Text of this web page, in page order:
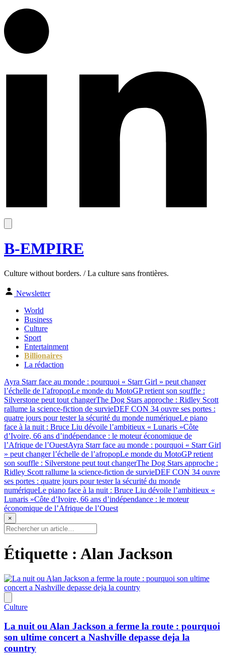
B-EMPIRE
Culture without borders. / La culture sans frontières.
Newsletter
World
Business
Culture
Sport
Entertainment
Billionaires
La rédaction
Ayra Starr face au monde : pourquoi « Starr Girl » peut changer
l’échelle de l’afropopLe monde du MotoGP retient son souffle :
Silverstone peut tout changerThe Dog Stars approche : Ridley Scott
rallume la science-fiction de survieDEF CON 34 ouvre ses portes :
quatre jours pour tester la sécurité du monde numériqueLe piano
face à la nuit : Bruce Liu dévoile l’ambitieux « Lunaris »Côte
d’Ivoire, 66 ans d’indépendance : le moteur économique de
l’Afrique de l’OuestAyra Starr face au monde : pourquoi « Starr Girl
» peut changer l’échelle de l’afropopLe monde du MotoGP retient
son souffle : Silverstone peut tout changerThe Dog Stars approche :
Ridley Scott rallume la science-fiction de survieDEF CON 34 ouvre
ses portes : quatre jours pour tester la sécurité du monde
numériqueLe piano face à la nuit : Bruce Liu dévoile l’ambitieux «
Lunaris »Côte d’Ivoire, 66 ans d’indépendance : le moteur
économique de l’Afrique de l’Ouest
×
Étiquette : Alan Jackson
Culture
La nuit ou Alan Jackson a ferme la route : pourquoi
son ultime concert a Nashville depasse deja la
country